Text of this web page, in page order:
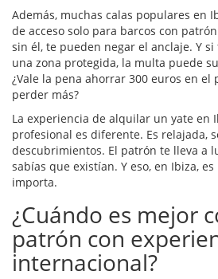
Además, muchas calas populares en
de acceso solo para barcos con
sin él, te pueden negar el anclaje. Y
una zona protegida, la multa puede
¿Vale la pena ahorrar 300 euros en el
perder más?
La experiencia de alquilar un yate en
profesional es diferente. Es relajada,
descubrimientos. El patrón te lleva a
sabías que existían. Y eso, en Ibiza,
importa.
¿Cuándo es mejor
patrón con
internacional?